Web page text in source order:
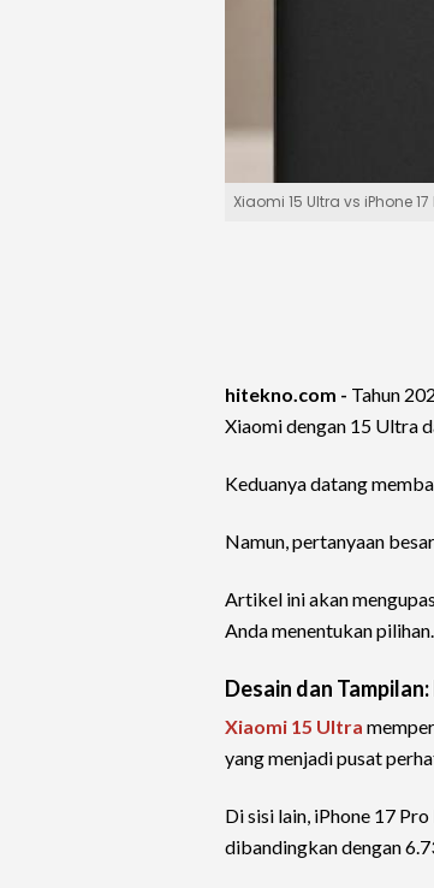
Xiaomi 15 Ultra vs iPhone
hitekno.com - Tahun
Xiaomi dengan 15 Ultra
Keduanya datang
Namun, pertanyaan
Artikel ini akan
Anda menentukan pilihan.
Desain dan
Xiaomi 15 Ultra
yang menjadi pusat
Di sisi lain, iPhone 17
dibandingkan dengan